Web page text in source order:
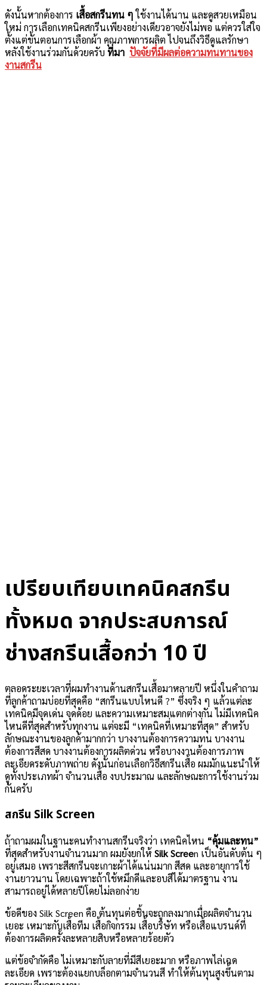
ดังนั้นหากต้องการ เสื้อสกรีนทน ๆใช้งานได้นาน และดูสวยเหมือน
ใหม่ การเลือกเทคนิคสกรีนเพียงอย่างเดียวอาจยังไม่พอ แต่ควรใส่ใจ
ตั้งแต่ขั้นตอนการเลือกผ้า คุณภาพการผลิต ไปจนถึงวิธีดูแลรักษา
หลังใช้งานร่วมกันด้วยครับ ที่มา ปัจจัยที่มีผลต่อความทนทานของ
งานสกรีน
เปรียบเทียบเทคนิคสกรีน
ทั้งหมด จากประสบการณ์
ช่างสกรีนเสื้อกว่า 10 ปี
ตลอดระยะเวลาที่ผมทำงานด้านสกรีนเสื้อมาหลายปี หนึ่งในคำถาม
ที่ลูกค้าถามบ่อยที่สุดคือ “สกรีนแบบไหนดี ?” ซึ่งจริง ๆ แล้วแต่ละ
เทคนิคมีจุดเด่น จุดด้อย และความเหมาะสมแตกต่างกัน ไม่มีเทคนิค
ไหนดีที่สุดสำหรับทุกงาน แต่จะมี “เทคนิคที่เหมาะที่สุด” สำหรับ
ลักษณะงานของลูกค้ามากกว่า บางงานต้องการความทน บางงาน
ต้องการสีสด บางงานต้องการผลิตด่วน หรือบางงานต้องการภาพ
ละเอียดระดับภาพถ่าย ดังนั้นก่อนเลือกวิธีสกรีนเสื้อ ผมมักแนะนำให้
ดูทั้งประเภทผ้า จำนวนเสื้อ งบประมาณ และลักษณะการใช้งานร่วม
กันครับ
สกรีน Silk Screen
ถ้าถามผมในฐานะคนทำงานสกรีนจริงว่า เทคนิคไหน “คุ้มและทน”
ที่สุดสำหรับงานจำนวนมาก ผมยังยกให้ Silk Screen เป็นอันดับต้น ๆ
อยู่เสมอ เพราะสีสกรีนจะเกาะผ้าได้แน่นมาก สีสด และอายุการใช้
งานยาวนาน โดยเฉพาะถ้าใช้หมึกดีและอบสีได้มาตรฐาน งาน
สามารถอยู่ได้หลายปีโดยไม่ลอกง่าย
ข้อดีของ Silk Screen คือ ต้นทุนต่อชิ้นจะถูกลงมากเมื่อผลิตจำนวน
เยอะ เหมาะกับเสื้อทีม เสื้อกิจกรรม เสื้อบริษัท หรือเสื้อแบรนด์ที่
ต้องการผลิตครั้งละหลายสิบหรือหลายร้อยตัว
แต่ข้อจำกัดคือ ไม่เหมาะกับลายที่มีสีเยอะมาก หรือภาพไล่เฉด
ละเอียด เพราะต้องแยกบล็อกตามจำนวนสี ทำให้ต้นทุนสูงขึ้นตาม